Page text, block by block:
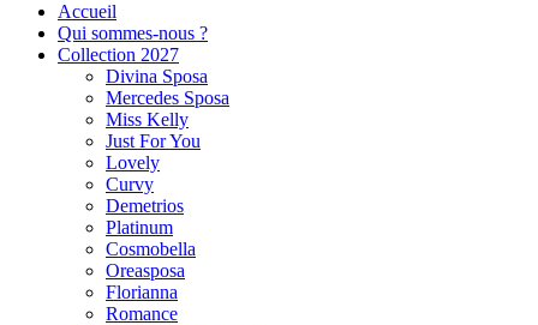
Accueil
Qui sommes-nous ?
Collection 2027
Divina Sposa
Mercedes Sposa
Miss Kelly
Just For You
Lovely
Curvy
Demetrios
Platinum
Cosmobella
Oreasposa
Florianna
Romance